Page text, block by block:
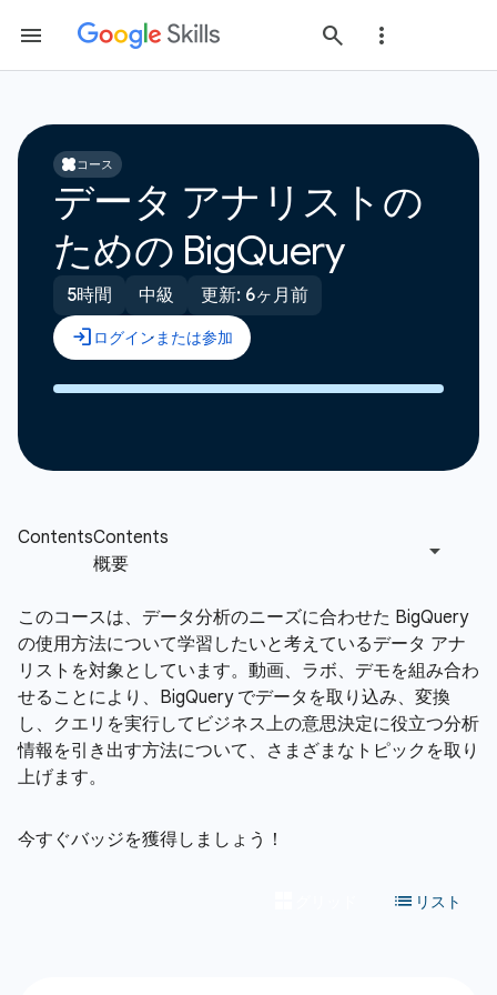
コース
データ アナリストの
ための BigQuery
5時間 中級 更新: 6ヶ月前
このコースは、データ分析のニーズに合わせた BigQuery
の使用方法について学習したいと考えているデータ アナ
リストを対象としています。動画、ラボ、デモを組み合わ
せることにより、BigQuery でデータを取り込み、変換
し、クエリを実行してビジネス上の意思決定に役立つ分析
情報を引き出す方法について、さまざまなトピックを取り
上げます。
今すぐバッジを獲得しましょう！